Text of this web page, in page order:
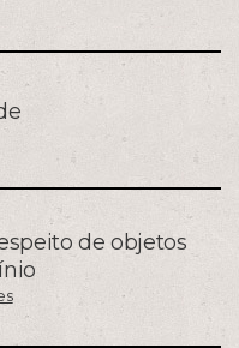
de objetos